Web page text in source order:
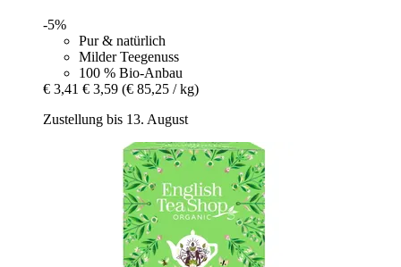
-5%
Pur & natürlich
Milder Teegenuss
100 % Bio-Anbau
€ 3,41 € 3,59 (€ 85,25 / kg)
Zustellung bis 13. August